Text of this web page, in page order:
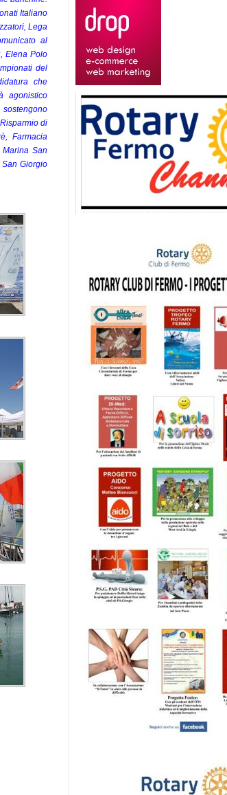
Italiano
Lega
al
Elena Polo
del
che
agonistico
di
Farmacia
San
Giorgio